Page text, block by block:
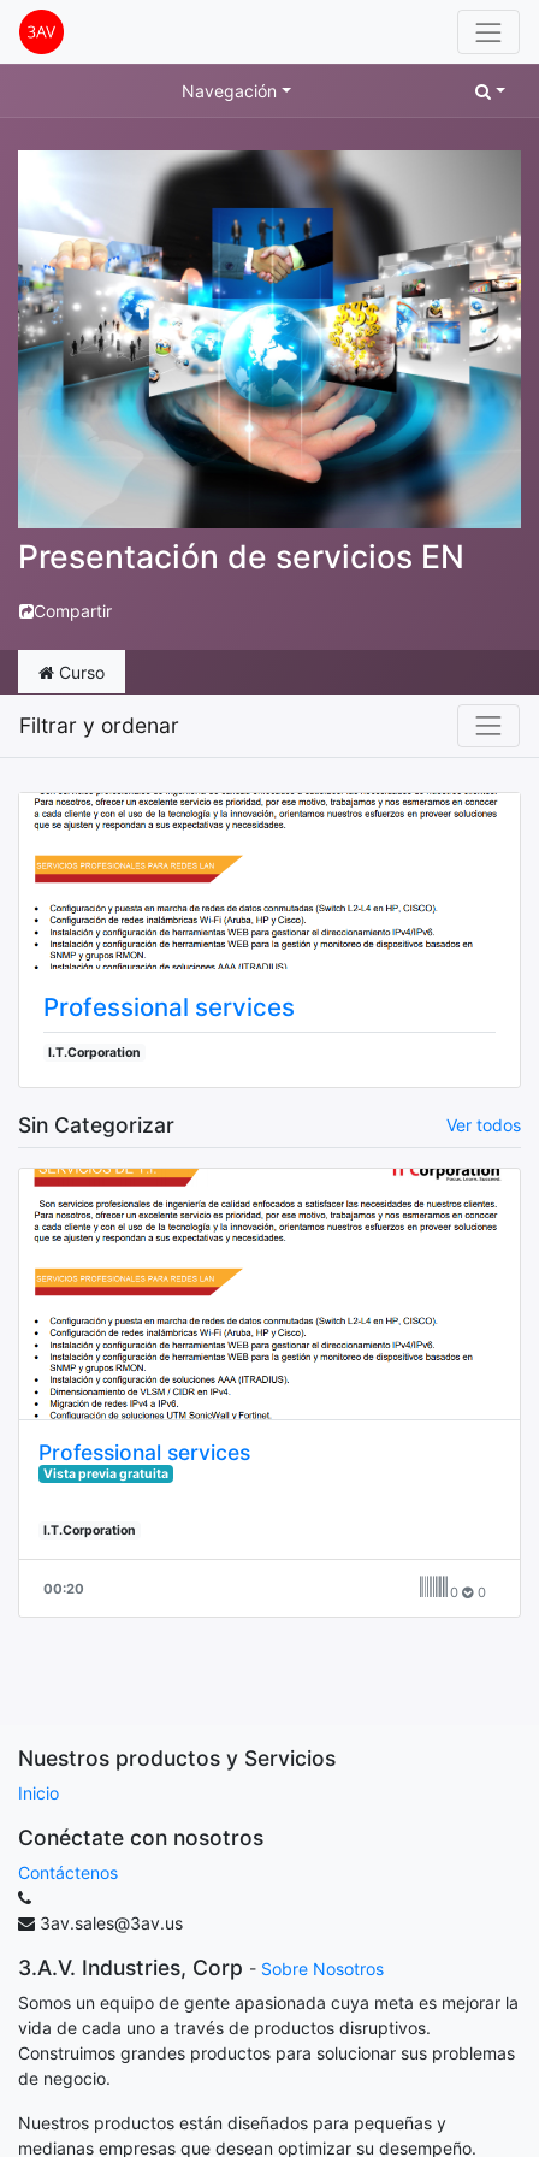
Navegación
Presentación de servicios EN
Compartir
Curso
Filtrar y ordenar
Professional services
I.T.Corporation
Sin Categorizar Ver todos
Professional services
Vista previa gratuita
I.T.Corporation
00:20 0 0
Nuestros productos y Servicios
Inicio
Conéctate con nosotros
Contáctenos
3av.sales@3av.us
3.A.V. Industries, Corp - Sobre Nosotros
Somos un equipo de gente apasionada cuya meta es mejorar la
vida de cada uno a través de productos disruptivos.
Construimos grandes productos para solucionar sus problemas
de negocio.
Nuestros productos están diseñados para pequeñas y
medianas empresas que desean optimizar su desempeño.